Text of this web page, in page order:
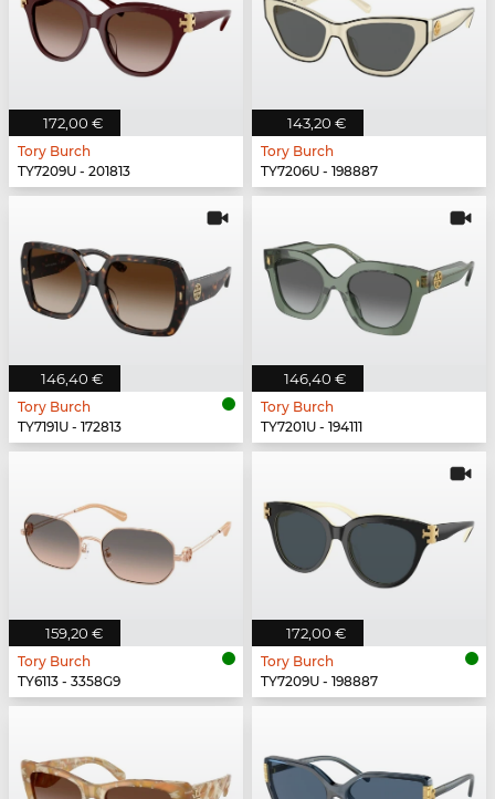
172,00 €
Tory Burch
TY7209U - 201813
143,20 €
Tory Burch
TY7206U - 198887
146,40 €
Tory Burch
TY7191U - 172813
146,40 €
Tory Burch
TY7201U - 194111
159,20 €
Tory Burch
TY6113 - 3358G9
172,00 €
Tory Burch
TY7209U - 198887